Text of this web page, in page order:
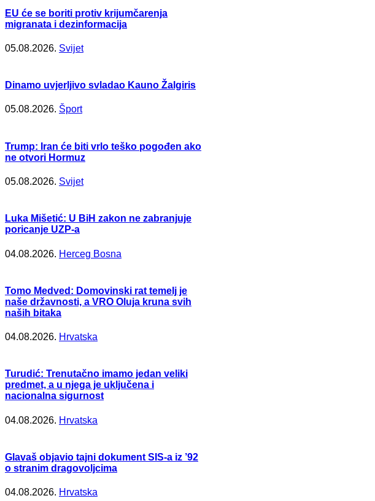
EU će se boriti protiv krijumčarenja
migranata i dezinformacija
05.08.2026. Svijet
Dinamo uvjerljivo svladao Kauno Žalgiris
05.08.2026. Šport
Trump: Iran će biti vrlo teško pogođen ako
ne otvori Hormuz
05.08.2026. Svijet
Luka Mišetić: U BiH zakon ne zabranjuje
poricanje UZP-a
04.08.2026. Herceg Bosna
Tomo Medved: Domovinski rat temelj je
naše državnosti, a VRO Oluja kruna svih
naših bitaka
04.08.2026. Hrvatska
Turudić: Trenutačno imamo jedan veliki
predmet, a u njega je uključena i
nacionalna sigurnost
04.08.2026. Hrvatska
Glavaš objavio tajni dokument SIS-a iz ’92
o stranim dragovoljcima
04.08.2026. Hrvatska